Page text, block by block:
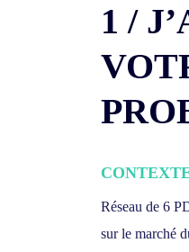
1 /
Réseau de 6
sur le marché